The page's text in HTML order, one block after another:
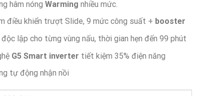
hâm nóngWarming nhiều mức.
điều khiển trượt Slide, 9 mức công suất + booster
độc lập cho từng vùng nấu, thời gian hẹn đến 99 phút
G5 Smart inverter tiết kiệm 35% điện năng
tự động nhận nồi